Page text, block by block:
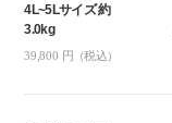
4L~5Lサイズ 約
3.0kg
39,800 円（税込）